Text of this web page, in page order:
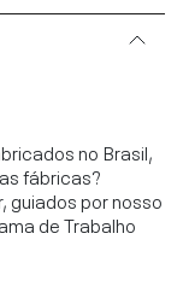
no Brasil,
fábricas?
guiados por nosso
de Trabalho